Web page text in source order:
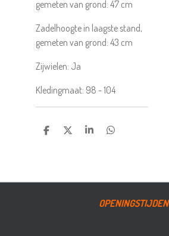
gemeten van grond: 47 cm
Zadelhoogte in laagste stand,
gemeten van grond: 43 cm
Zijwielen: Ja
Kledingmaat: 98 - 104
DELENDEEL SHAREDELEN
OPENINGSTIJDEN